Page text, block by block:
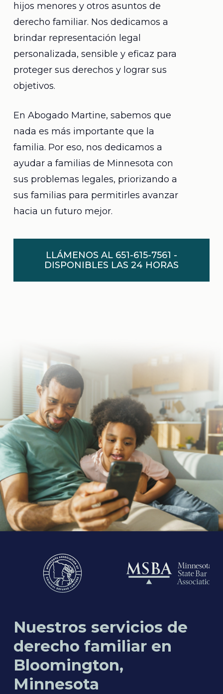
hijos menores y otros asuntos de
derecho familiar. Nos dedicamos a
brindar representación legal
personalizada, sensible y eficaz para
proteger sus derechos y lograr sus
objetivos.
En Abogado Martine, sabemos que
nada es más importante que la
familia. Por eso, nos dedicamos a
ayudar a familias de Minnesota con
sus problemas legales, priorizando a
sus familias para permitirles avanzar
hacia un futuro mejor.
LLÁMENOS AL 651-615-7561 -
DISPONIBLES LAS 24 HORAS
Nuestros servicios de
derecho familiar en
Bloomington,
Minnesota